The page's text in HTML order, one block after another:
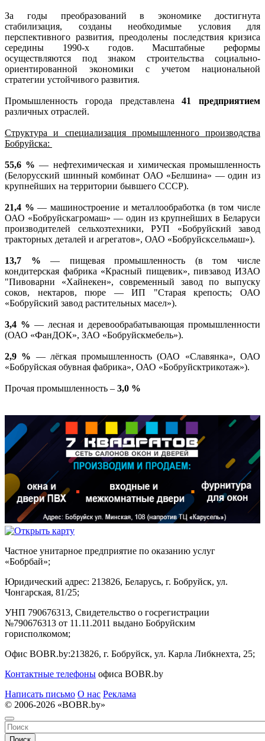
­За годы преобразований в экономике достигнута
стабилизация, созданы необходимые условия для
перспективного развития, преодолены последствия кризиса
середины 1990-х годов. Масштабные реформы
осуществляются под знаком строительства социально-
ориентированной экономики с учетом национальной
стратегии устойчивого развития.
Промышленность города представлена41 предприятием
различных отраслей.
Структура и специализация промышленного производства
Бобруйска:
55,6 % — нефтехимическая и химическая промышленность
(Белорусский шинный комбинат ОАО «Белшина» — один из
крупнейших на территории бывшего СССР).
21,4 % — машиностроение и металлообработка (в том числе
ОАО «Бобруйскагромаш» — один из крупнейших в Беларуси
производителей сельхозтехники, РУП «Бобруйский завод
тракторных деталей и агрегатов», ОАО «Бобруйсксельмаш»).
13,7 % — пищевая промышленность (в том числе
кондитерская фабрика «Красный пищевик», пивзавод ИЗАО
"Пивоварни «Хайнекен», современный завод по выпуску
соков, нектаров, пюре — ИП "Старая крепость; ОАО
«Бобруйский завод растительных масел»).
3,4 % — лесная и деревообрабатывающая промышленности
(ОАО «ФанДОК», ЗАО «Бобруйскмебель»).
2,9 % — лёгкая промышленность (ОАО «Славянка», ОАО
«Бобруйская обувная фабрика», ОАО «Бобруйсктрикотаж»).
Прочая промышленность – 3,0 %
Частное унитарное предприятие по оказанию услуг
«Бобрбай»;
Юридический адрес: 213826, Беларусь, г. Бобруйск, ул.
Чонгарская, 81/25;
УНП 790676313, Свидетельство о госрегистрации
№790676313 от 11.11.2011 выдано Бобруйским
горисполкомом;
Офис BOBR.by:213826, г. Бобруйск, ул. Карла Либкнехта, 25;
Контактные телефоны офиса BOBR.by
Написать письмо О нас Реклама
© 2006-2026 «BOBR.by»